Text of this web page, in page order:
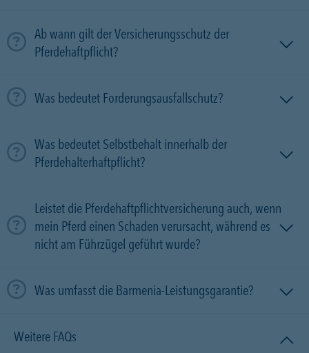
Ab wann gilt der Versicherungsschutz der
Pferdehaftpflicht?
Was bedeutet Forderungsausfallschutz?
Was bedeutet Selbstbehalt innerhalb der
Pferdehalterhaftpflicht?
Leistet die Pferdehaftpflichtversicherung auch, wenn
mein Pferd einen Schaden verursacht, während es
nicht am Führzügel geführt wurde?
Was umfasst die Barmenia-Leistungsgarantie?
Weitere FAQs